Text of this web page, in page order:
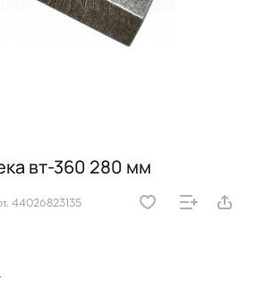
вт-360 280 мм
44026823135